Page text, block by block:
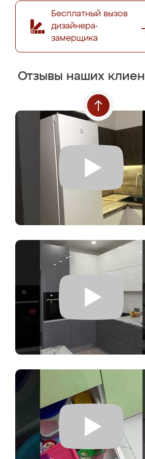
Бесплатный вызов
дизайнера-
замерщика
Отзывы наших